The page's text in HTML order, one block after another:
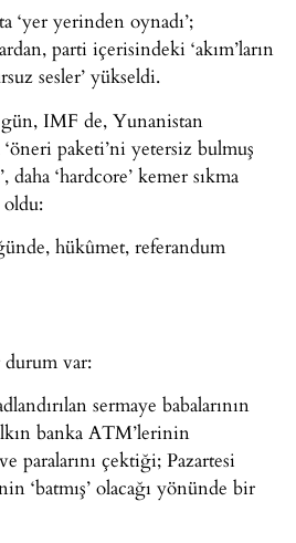
‘yer yerinden oynadı’;
parti içerisindeki ‘akım’ların
sesler’ yükseldi.
IMF de, Yunanistan
paketi’ni yetersiz bulmuş
daha ‘hardcore’ kemer sıkma
oldu:
hükûmet, referandum
var:
sermaye babalarının
banka ATM’lerinin
paralarını çektiği; Pazartesi
‘batmış’ olacağı yönünde bir